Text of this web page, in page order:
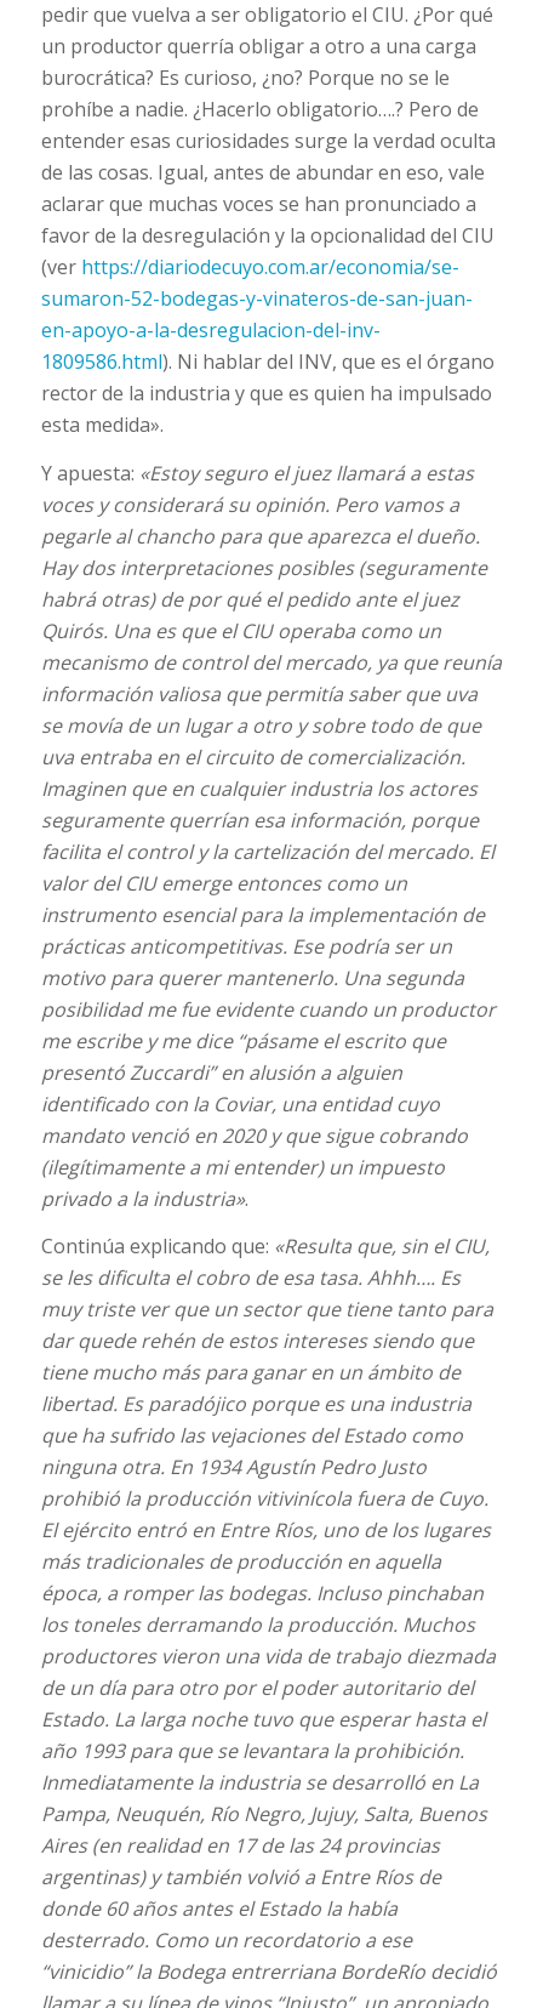
pedir que vuelva a ser obligatorio el CIU. ¿Por qué
un productor querría obligar a otro a una carga
burocrática? Es curioso, ¿no? Porque no se le
prohíbe a nadie. ¿Hacerlo obligatorio….? Pero de
entender esas curiosidades surge la verdad oculta
de las cosas. Igual, antes de abundar en eso, vale
aclarar que muchas voces se han pronunciado a
favor de la desregulación y la opcionalidad del CIU
(ver https://diariodecuyo.com.ar/economia/se-
sumaron-52-bodegas-y-vinateros-de-san-juan-
en-apoyo-a-la-desregulacion-del-inv-
1809586.html). Ni hablar del INV, que es el órgano
rector de la industria y que es quien ha impulsado
esta medida».
Y apuesta: «Estoy seguro el juez llamará a estas
voces y considerará su opinión. Pero vamos a
pegarle al chancho para que aparezca el dueño.
Hay dos interpretaciones posibles (seguramente
habrá otras) de por qué el pedido ante el juez
Quirós. Una es que el CIU operaba como un
mecanismo de control del mercado, ya que reunía
información valiosa que permitía saber que uva
se movía de un lugar a otro y sobre todo de que
uva entraba en el circuito de comercialización.
Imaginen que en cualquier industria los actores
seguramente querrían esa información, porque
facilita el control y la cartelización del mercado. El
valor del CIU emerge entonces como un
instrumento esencial para la implementación de
prácticas anticompetitivas. Ese podría ser un
motivo para querer mantenerlo. Una segunda
posibilidad me fue evidente cuando un productor
me escribe y me dice “pásame el escrito que
presentó Zuccardi” en alusión a alguien
identificado con la Coviar, una entidad cuyo
mandato venció en 2020 y que sigue cobrando
(ilegítimamente a mi entender) un impuesto
privado a la industria».
Continúa explicando que: «Resulta que, sin el CIU,
se les dificulta el cobro de esa tasa. Ahhh…. Es
muy triste ver que un sector que tiene tanto para
dar quede rehén de estos intereses siendo que
tiene mucho más para ganar en un ámbito de
libertad. Es paradójico porque es una industria
que ha sufrido las vejaciones del Estado como
ninguna otra. En 1934 Agustín Pedro Justo
prohibió la producción vitivinícola fuera de Cuyo.
El ejército entró en Entre Ríos, uno de los lugares
más tradicionales de producción en aquella
época, a romper las bodegas. Incluso pinchaban
los toneles derramando la producción. Muchos
productores vieron una vida de trabajo diezmada
de un día para otro por el poder autoritario del
Estado. La larga noche tuvo que esperar hasta el
año 1993 para que se levantara la prohibición.
Inmediatamente la industria se desarrolló en La
Pampa, Neuquén, Río Negro, Jujuy, Salta, Buenos
Aires (en realidad en 17 de las 24 provincias
argentinas) y también volvió a Entre Ríos de
donde 60 años antes el Estado la había
desterrado. Como un recordatorio a ese
“vinicidio” la Bodega entrerriana BordeRío decidió